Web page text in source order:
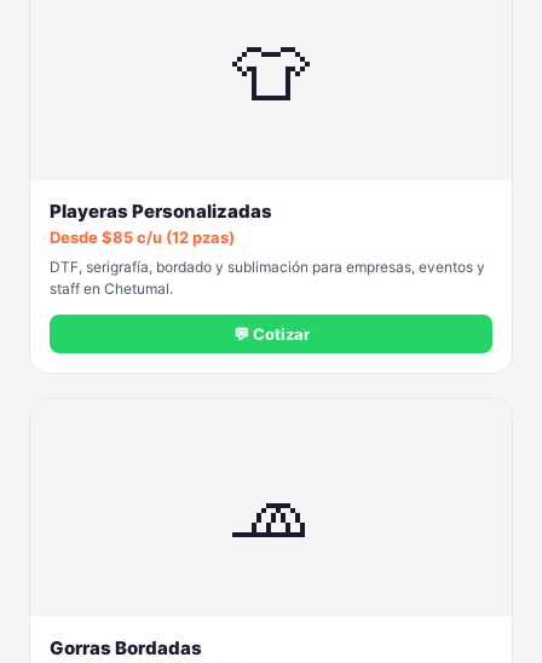
👕
Playeras Personalizadas
Desde $85 c/u (12 pzas)
DTF, serigrafía, bordado y sublimación para empresas, eventos y
staff en Chetumal.
💬 Cotizar
🧢
Gorras Bordadas